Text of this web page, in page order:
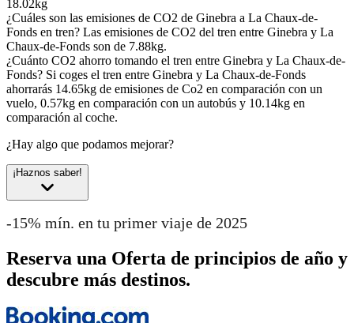
18.02kg
¿Cuáles son las emisiones de CO2 de Ginebra a La Chaux-de-
Fonds en tren? Las emisiones de CO2 del tren entre Ginebra y La
Chaux-de-Fonds son de 7.88kg.
¿Cuánto CO2 ahorro tomando el tren entre Ginebra y La Chaux-de-
Fonds? Si coges el tren entre Ginebra y La Chaux-de-Fonds
ahorrarás 14.65kg de emisiones de Co2 en comparación con un
vuelo, 0.57kg en comparación con un autobús y 10.14kg en
comparación al coche.
¿Hay algo que podamos mejorar?
¡Haznos saber!
-15% mín. en tu primer viaje de 2025
Reserva una Oferta de principios de año y
descubre más destinos.